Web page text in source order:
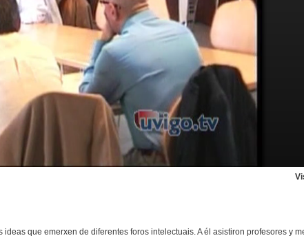
que emerxen de diferentes foros intelectuais. A él asistiron profesores y